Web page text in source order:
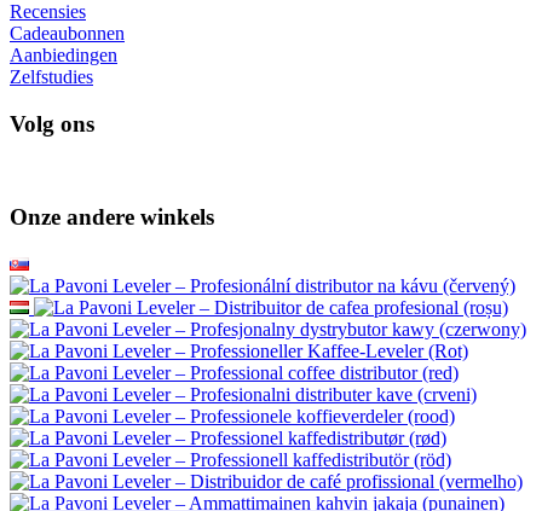
Recensies
Cadeaubonnen
Aanbiedingen
Zelfstudies
Volg ons
Onze andere winkels